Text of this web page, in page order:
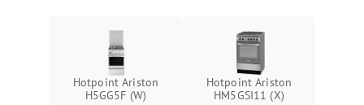
Hotpoint Ariston
H5GG5F (W)
Hotpoint Ariston
HM5GSI11 (X)